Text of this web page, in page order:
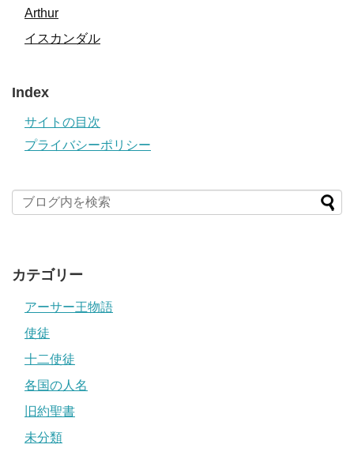
Arthur
イスカンダル
Index
サイトの目次
プライバシーポリシー
カテゴリー
アーサー王物語
使徒
十二使徒
各国の人名
旧約聖書
未分類